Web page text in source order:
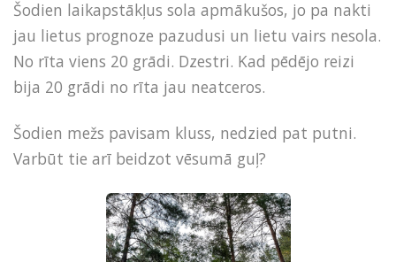
Šodien laikapstākļus sola apmākušos, jo pa nakti
jau lietus prognoze pazudusi un lietu vairs nesola.
No rīta viens 20 grādi. Dzestri. Kad pēdējo reizi
bija 20 grādi no rīta jau neatceros.
Šodien mežs pavisam kluss, nedzied pat putni.
Varbūt tie arī beidzot vēsumā guļ?